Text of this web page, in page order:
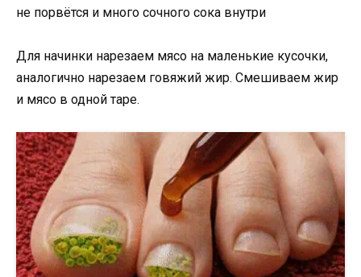
не порвётся и много сочного сока внутри
Для начинки нарезаем мясо на маленькие кусочки,
аналогично нарезаем говяжий жир. Смешиваем жир
и мясо в одной таре.